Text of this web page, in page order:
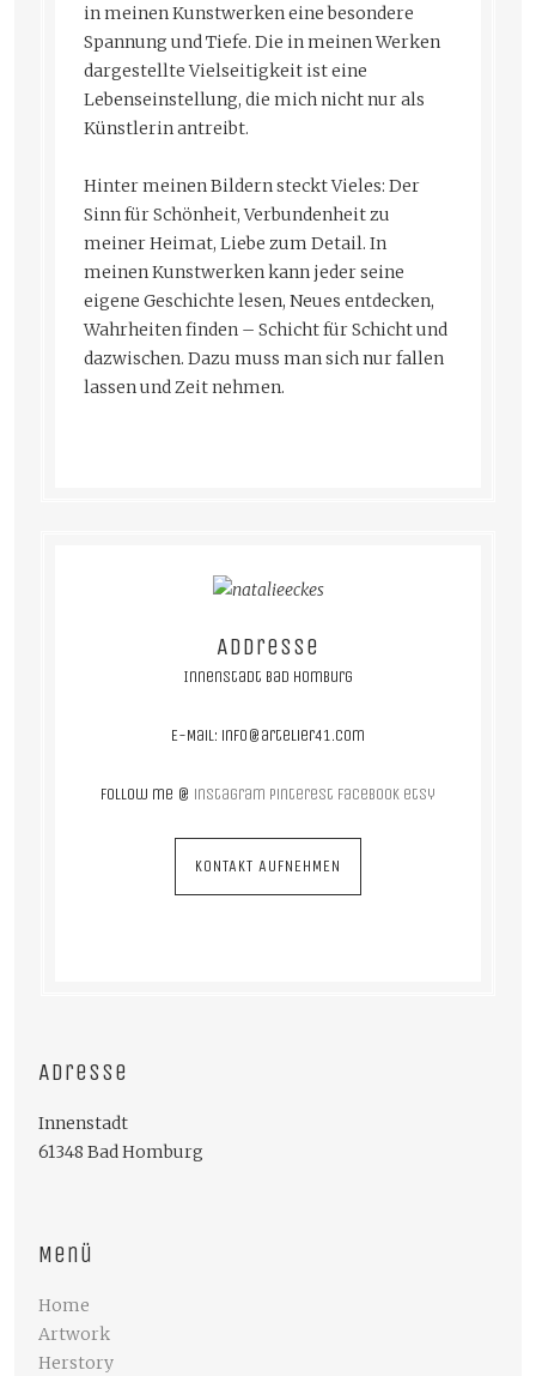
in meinen Kunstwerken eine besondere
Spannung und Tiefe. Die in meinen Werken
dargestellte Vielseitigkeit ist eine
Lebenseinstellung, die mich nicht nur als
Künstlerin antreibt.
Hinter meinen Bildern steckt Vieles: Der
Sinn für Schönheit, Verbundenheit zu
meiner Heimat, Liebe zum Detail. In
meinen Kunstwerken kann jeder seine
eigene Geschichte lesen, Neues entdecken,
Wahrheiten finden – Schicht für Schicht und
dazwischen. Dazu muss man sich nur fallen
lassen und Zeit nehmen.
Addresse
Innenstadt Bad Homburg
E-Mail: info@artelier41.com
follow me @ instagram pinterest facebook etsy
KONTAKT AUFNEHMEN
Adresse
Innenstadt
61348 Bad Homburg
Menü
Home
Artwork
Herstory